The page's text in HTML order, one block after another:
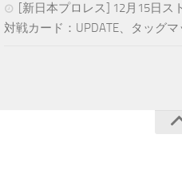
[新日本プロレス] 12月15日ス
対戦カード：UPDATE、タッグ